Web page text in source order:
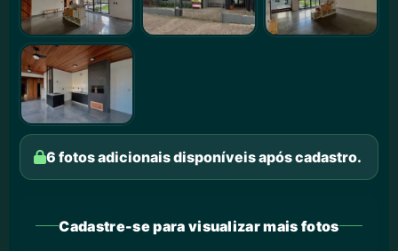
6 fotos adicionais disponíveis após cadastro.
Cadastre-se para visualizar mais fotos